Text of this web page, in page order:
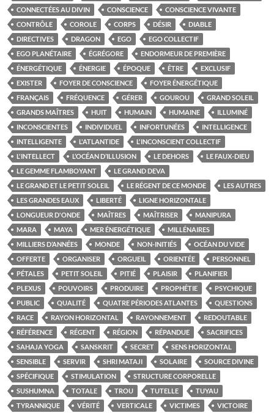
CONNECTÉES AU DIVIN CONSCIENCE
CONSCIENCE VIVANTE
CONTRÔLE
COROLE CORPS DÉSIR
DIABLE
DIRECTIVES
DRAGON EGO
EGO COLLECTIF
EGO PLANÉTAIRE
ÉGRÉGORE
ENDORMEUR DE PREMIÈRE
ÉNERGÉTIQUE
ÉNERGIE ÉPOQUE ÊTRE
EXCLUSIF
EXISTER
FOYER DE CONSCIENCE
FOYER ÉNERGÉTIQUE
FRANÇAIS
FRÉQUENCE GÉRER GOUROU
GRAND SOLEIL
GRANDS MAÎTRES
HUIT HUMAIN HUMAINE
ILLUMINÉ
INCONSCIENTES
INDIVIDUEL INFORTUNÉES
INTELLIGENCE
INTELLIGENTE
L'ATLANTIDE
L'INCONSCIENT COLLECTIF
L'INTELLECT
L’OCÉAN D’ILLUSION LE DEHORS
LE FAUX-DIEU
LE GEMME FLAMBOYANT
LE GRAND DEVA
LE GRAND ET LE PETIT SOLEIL
LE RÉGENT DE CE MONDE
LES AUTRES
LES GRANDES EAUX
LIBERTÉ
LIGNE HORIZONTALE
LONGUEUR D'ONDE
MAÎTRES MAÎTRISER
MANIPURA
MARA
MAYA MER ÉNERGÉTIQUE
MILLÉNAIRES
MILLIERS D’ANNÉES
MONDE NON-INITIÉS
OCÉAN DU VIDE
OFFERTE
ORGANISER ORGUEIL ORIENTÉE
PERSONNEL
PÉTALES
PETIT SOLEIL PITIÉ PLAISIR
PLANIFIER
PLEXUS
POUVOIRS PRODUIRE PROPHÉTIE
PSYCHIQUE
PUBLIC
QUALITÉ QUATRE PÉRIODES ATLANTES
QUESTIONS
RACE
RAYON HORIZONTAL RAYONNEMENT
REDOUTABLE
RÉFÉRENCE
RÉGENT RÉGION RÉPANDUE
SACRIFICES
SAHAJA YOGA
SANSKRIT SECRET
SENS HORIZONTAL
SENSIBLE
SERVIR SHRI MATAJI SOLAIRE
SOURCE DIVINE
SPÉCIFIQUE
STIMULATION
STRUCTURE CORPORELLE
SUSHUMNA
TOTALE TROU TUTELLE
TUYAU
TYRANNIQUE
VÉRITÉ VERTICALE VICTIMES
VICTOIRE